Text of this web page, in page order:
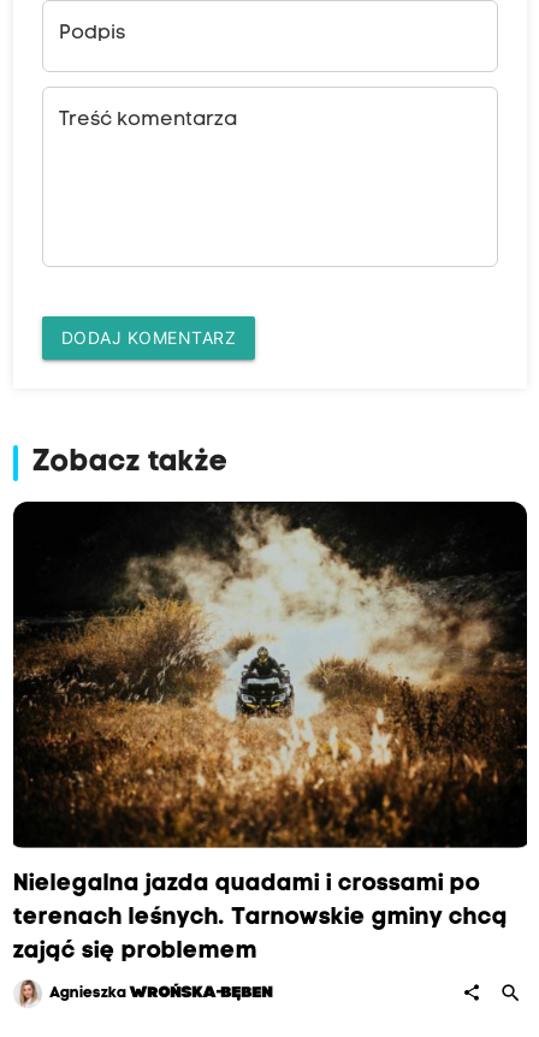
Podpis
Treść komentarza
DODAJ KOMENTARZ
Zobacz także
Nielegalna jazda quadami i crossami po
terenach leśnych. Tarnowskie gminy chcą
zająć się problemem
AgnieszkaWROŃSKA-BĘBEN share search